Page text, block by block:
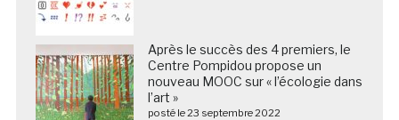
Après le succès des 4 premiers, le
Centre Pompidou propose un
nouveau MOOC sur « l’écologie dans
l’art »
posté le 23 septembre 2022